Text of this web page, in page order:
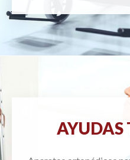
AYUDAS